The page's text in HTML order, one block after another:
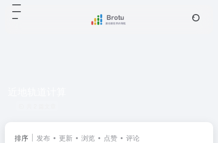
排序 发布 更新 浏览 点赞 评论